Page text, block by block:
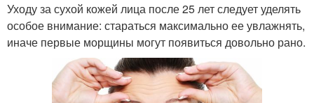
Уходу за сухой кожей лица после 25 лет следует уделять
особое внимание: стараться максимально ее увлажнять,
иначе первые морщины могут появиться довольно рано.